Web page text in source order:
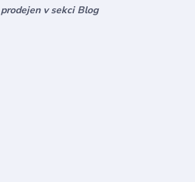
prodejen v sekci Blog